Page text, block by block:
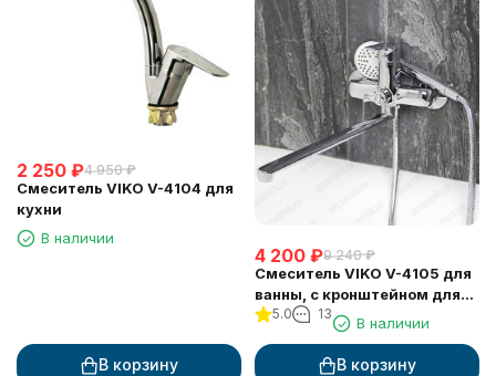
2 250 ₽4 950 ₽
Смеситель VIKO V-4104 для
кухни
В наличии
В корзину
4 200 ₽9 240 ₽
Смеситель VIKO V-4105 для
ванны, с кронштейном для
душевой лейки, хром
5.0 13
В наличии
В корзину